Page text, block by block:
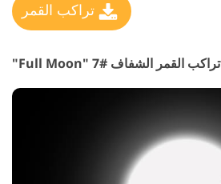
تراكب القمر
تراكب القمر الشفاف #7 "Full Moon"